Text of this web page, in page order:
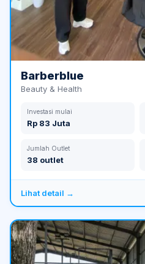
Barberblue
Beauty & Health
Investasi mulai
Rp 83 Juta
Jumlah Outlet
38 outlet
Lihat detail →